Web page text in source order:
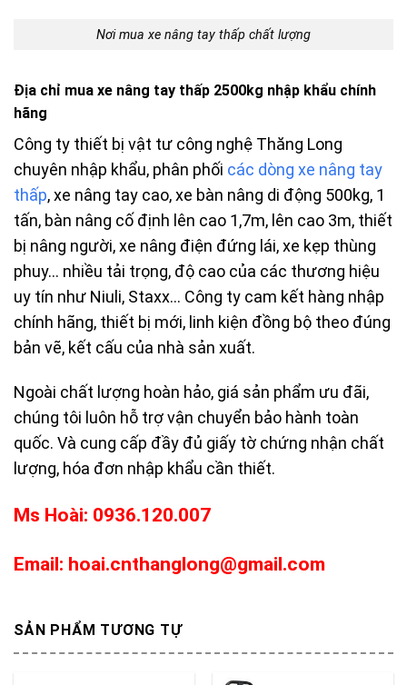
Nơi mua xe nâng tay thấp chất lượng
Địa chỉ mua xe nâng tay thấp 2500kg nhập khẩu chính
hãng
Công ty thiết bị vật tư công nghệ Thăng Long
chuyên nhập khẩu, phân phối các dòng xe nâng tay
thấp, xe nâng tay cao, xe bàn nâng di động 500kg, 1
tấn, bàn nâng cố định lên cao 1,7m, lên cao 3m, thiết
bị nâng người, xe nâng điện đứng lái, xe kẹp thùng
phuy… nhiều tải trọng, độ cao của các thương hiệu
uy tín như Niuli, Staxx… Công ty cam kết hàng nhập
chính hãng, thiết bị mới, linh kiện đồng bộ theo đúng
bản vẽ, kết cấu của nhà sản xuất.
Ngoài chất lượng hoàn hảo, giá sản phẩm ưu đãi,
chúng tôi luôn hỗ trợ vận chuyển bảo hành toàn
quốc. Và cung cấp đầy đủ giấy tờ chứng nhận chất
lượng, hóa đơn nhập khẩu cần thiết.
Ms Hoài: 0936.120.007
Email: hoai.cnthanglong@gmail.com
SẢN PHẨM TƯƠNG TỰ